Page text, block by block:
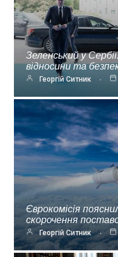
Зеленський у
відносини та
Георгій Ситник
Єврокомісія
скорочення
Георгій Ситник